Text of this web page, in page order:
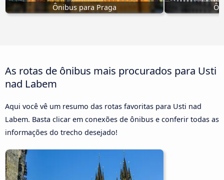
Ônibus para Praga
As rotas de ônibus mais procurados para Usti
nad Labem
Aqui você vê um resumo das rotas favoritas para Usti nad
Labem. Basta clicar em conexões de ônibus e conferir todas as
informações do trecho desejado!